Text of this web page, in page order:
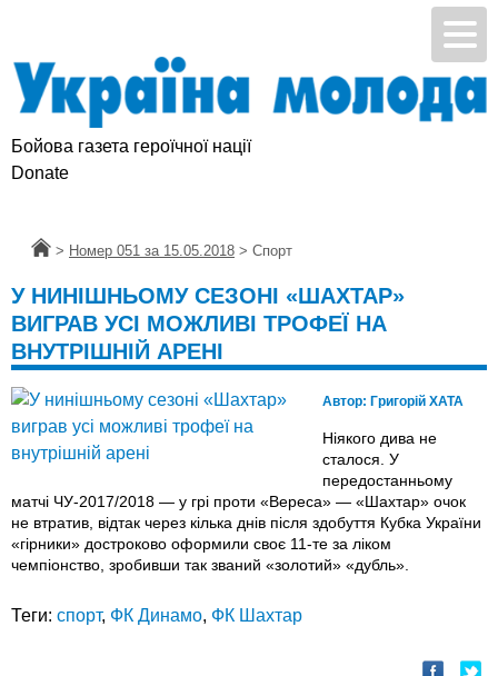
Бойова газета героїчної нації
Donate
Головна
> Номер 051 за 15.05.2018 > Спорт
У НИНІШНЬОМУ СЕЗОНІ «ШАХТАР»
ВИГРАВ УСІ МОЖЛИВІ ТРОФЕЇ НА
ВНУТРІШНІЙ АРЕНІ
Автор: Григорій ХАТА
Ніякого дива не
сталося. У
передостанньому
матчі ЧУ-2017/2018 — у грі проти «Вереса» — «Шахтар» очок
не втратив, відтак через кілька днів після здобуття Кубка України
«гірники» достроково оформили своє 11-те за ліком
чемпіонство, зробивши так званий «золотий» «дубль».
Теги: спорт, ФК Динамо, ФК Шахтар